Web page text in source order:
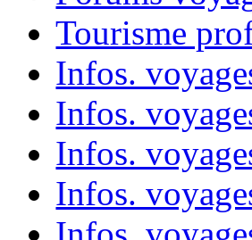
Tourisme
Infos.
Infos.
Infos.
Infos.